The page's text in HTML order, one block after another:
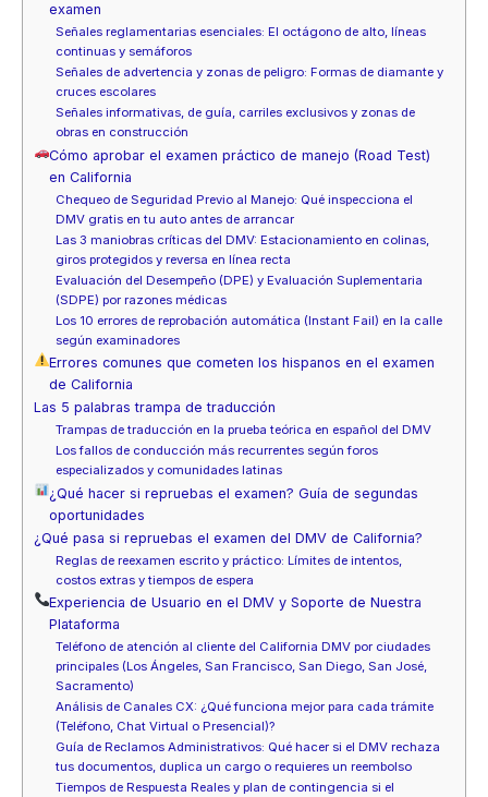
examen
Señales reglamentarias esenciales: El octágono de alto, líneas
continuas y semáforos
Señales de advertencia y zonas de peligro: Formas de diamante y
cruces escolares
Señales informativas, de guía, carriles exclusivos y zonas de
obras en construcción
Cómo aprobar el examen práctico de manejo (Road Test)
en California
Chequeo de Seguridad Previo al Manejo: Qué inspecciona el
DMV gratis en tu auto antes de arrancar
Las 3 maniobras críticas del DMV: Estacionamiento en colinas,
giros protegidos y reversa en línea recta
Evaluación del Desempeño (DPE) y Evaluación Suplementaria
(SDPE) por razones médicas
Los 10 errores de reprobación automática (Instant Fail) en la calle
según examinadores
Errores comunes que cometen los hispanos en el examen
de California
Las 5 palabras trampa de traducción
Trampas de traducción en la prueba teórica en español del DMV
Los fallos de conducción más recurrentes según foros
especializados y comunidades latinas
¿Qué hacer si repruebas el examen? Guía de segundas
oportunidades
¿Qué pasa si repruebas el examen del DMV de California?
Reglas de reexamen escrito y práctico: Límites de intentos,
costos extras y tiempos de espera
Experiencia de Usuario en el DMV y Soporte de Nuestra
Plataforma
Teléfono de atención al cliente del California DMV por ciudades
principales (Los Ángeles, San Francisco, San Diego, San José,
Sacramento)
Análisis de Canales CX: ¿Qué funciona mejor para cada trámite
(Teléfono, Chat Virtual o Presencial)?
Guía de Reclamos Administrativos: Qué hacer si el DMV rechaza
tus documentos, duplica un cargo o requieres un reembolso
Tiempos de Respuesta Reales y plan de contingencia si el